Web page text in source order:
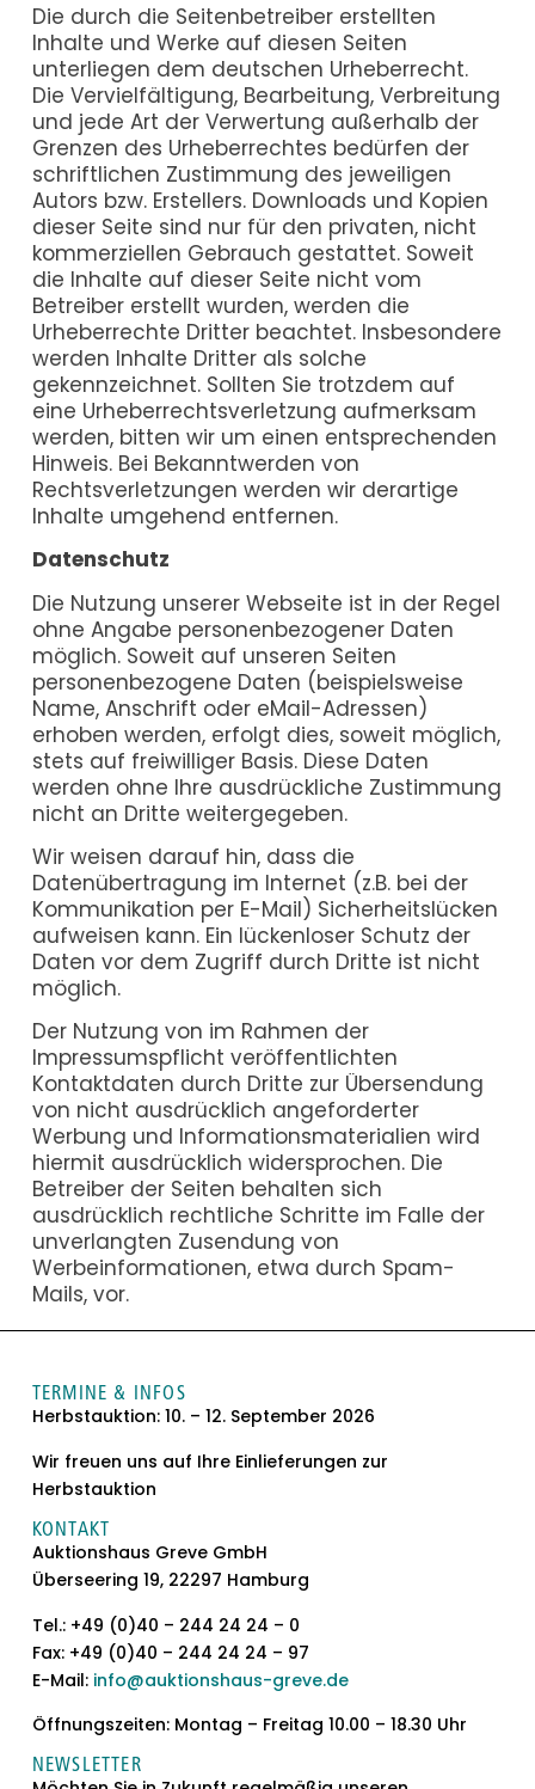
Die durch die Seitenbetreiber erstellten
Inhalte und Werke auf diesen Seiten
unterliegen dem deutschen Urheberrecht.
Die Vervielfältigung, Bearbeitung, Verbreitung
und jede Art der Verwertung außerhalb der
Grenzen des Urheberrechtes bedürfen der
schriftlichen Zustimmung des jeweiligen
Autors bzw. Erstellers. Downloads und Kopien
dieser Seite sind nur für den privaten, nicht
kommerziellen Gebrauch gestattet. Soweit
die Inhalte auf dieser Seite nicht vom
Betreiber erstellt wurden, werden die
Urheberrechte Dritter beachtet. Insbesondere
werden Inhalte Dritter als solche
gekennzeichnet. Sollten Sie trotzdem auf
eine Urheberrechtsverletzung aufmerksam
werden, bitten wir um einen entsprechenden
Hinweis. Bei Bekanntwerden von
Rechtsverletzungen werden wir derartige
Inhalte umgehend entfernen.
Datenschutz
Die Nutzung unserer Webseite ist in der Regel
ohne Angabe personenbezogener Daten
möglich. Soweit auf unseren Seiten
personenbezogene Daten (beispielsweise
Name, Anschrift oder eMail-Adressen)
erhoben werden, erfolgt dies, soweit möglich,
stets auf freiwilliger Basis. Diese Daten
werden ohne Ihre ausdrückliche Zustimmung
nicht an Dritte weitergegeben.
Wir weisen darauf hin, dass die
Datenübertragung im Internet (z.B. bei der
Kommunikation per E-Mail) Sicherheitslücken
aufweisen kann. Ein lückenloser Schutz der
Daten vor dem Zugriff durch Dritte ist nicht
möglich.
Der Nutzung von im Rahmen der
Impressumspflicht veröffentlichten
Kontaktdaten durch Dritte zur Übersendung
von nicht ausdrücklich angeforderter
Werbung und Informationsmaterialien wird
hiermit ausdrücklich widersprochen. Die
Betreiber der Seiten behalten sich
ausdrücklich rechtliche Schritte im Falle der
unverlangten Zusendung von
Werbeinformationen, etwa durch Spam-
Mails, vor.
TERMINE & INFOS
Herbstauktion: 10. – 12. September 2026
Wir freuen uns auf Ihre Einlieferungen zur
Herbstauktion
KONTAKT
Auktionshaus Greve GmbH
Überseering 19, 22297 Hamburg
Tel.: +49 (0)40 – 244 24 24 – 0
Fax: +49 (0)40 – 244 24 24 – 97
E-Mail:info@auktionshaus-greve.de
Öffnungszeiten: Montag – Freitag 10.00 – 18.30 Uhr
NEWSLETTER